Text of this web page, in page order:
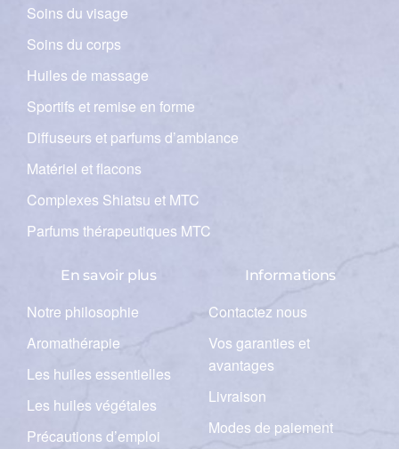
Soins du visage
Soins du corps
Huiles de massage
Sportifs et remise en forme
Diffuseurs et parfums d’ambiance
Matériel et flacons
Complexes Shiatsu et MTC
Parfums thérapeutiques MTC
En savoir plus
Notre philosophie
Aromathérapie
Les huiles essentielles
Les huiles végétales
Précautions d’emploi
Informations
Contactez nous
Vos garanties et
avantages
Livraison
Modes de paiement